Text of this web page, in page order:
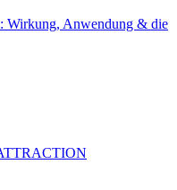
Wirkung, Anwendung & die